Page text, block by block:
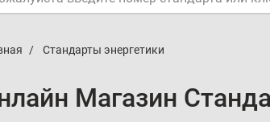
Стандарты энергетики
Магазин